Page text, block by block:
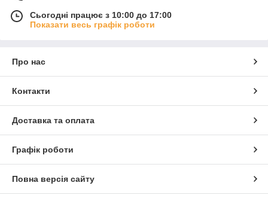
Сьогодні працює з 10:00 до 17:00
Показати весь графік роботи
Про нас
Контакти
Доставка та оплата
Графік роботи
Повна версія сайту